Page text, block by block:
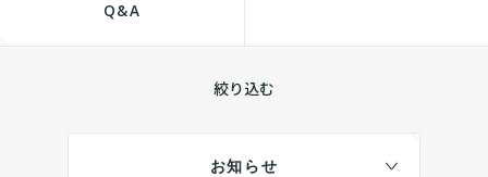
Q&A
絞り込む
お知らせ